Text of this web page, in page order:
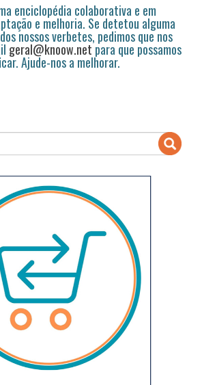
enciclopédia colaborativa e em
e melhoria. Se detetou alguma
nossos verbetes, pedimos que nos
geral@knoow.netpara que possamos
Ajude-nos a melhorar.